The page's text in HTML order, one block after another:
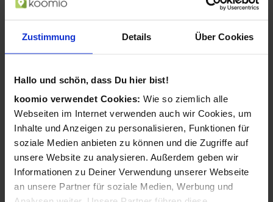
Zustimmung Details Über Cookies
Hallo und schön, dass Du hier bist!
koomio verwendet Cookies: Wie so ziemlich alle
Webseiten im Internet verwenden auch wir Cookies, um
Inhalte und Anzeigen zu personalisieren, Funktionen für
soziale Medien anbieten zu können und die Zugriffe auf
unsere Website zu analysieren. Außerdem geben wir
Informationen zu Deiner Verwendung unserer Webseite
an unsere Partner für soziale Medien, Werbung und
AgfaPhoto Compact DC8200 1/3.2 Zoll
Kompaktkamera 18 MP CMOS 4896 x 3672
Pixel Violett (Violett)
ab 114,99 €
« 1 «